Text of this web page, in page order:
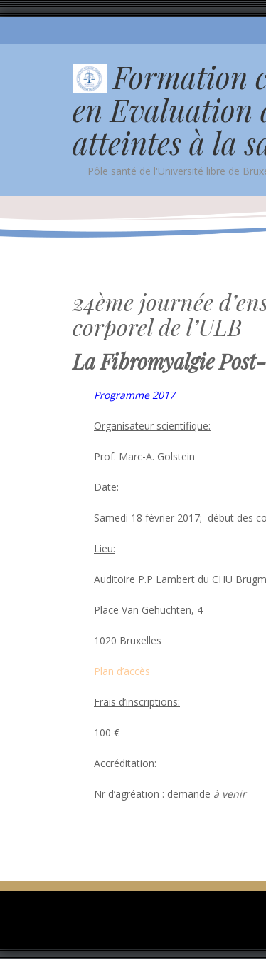
Formation
en Evaluation
atteintes à la
Pôle santé de l'Université libre de
24ème journée
corporel de l’ULB
La Fibromyalgie
Programme 2017
Organisateur scientifique:
Prof. Marc-A. Golstein
Date:
Samedi 18 février 2017; début des
Lieu:
Auditoire P.P Lambert du CHU
Place Van Gehuchten, 4
1020 Bruxelles
Plan d’accès
Frais d’inscriptions:
100 €
Accréditation:
Nr d’agréation : demande à venir